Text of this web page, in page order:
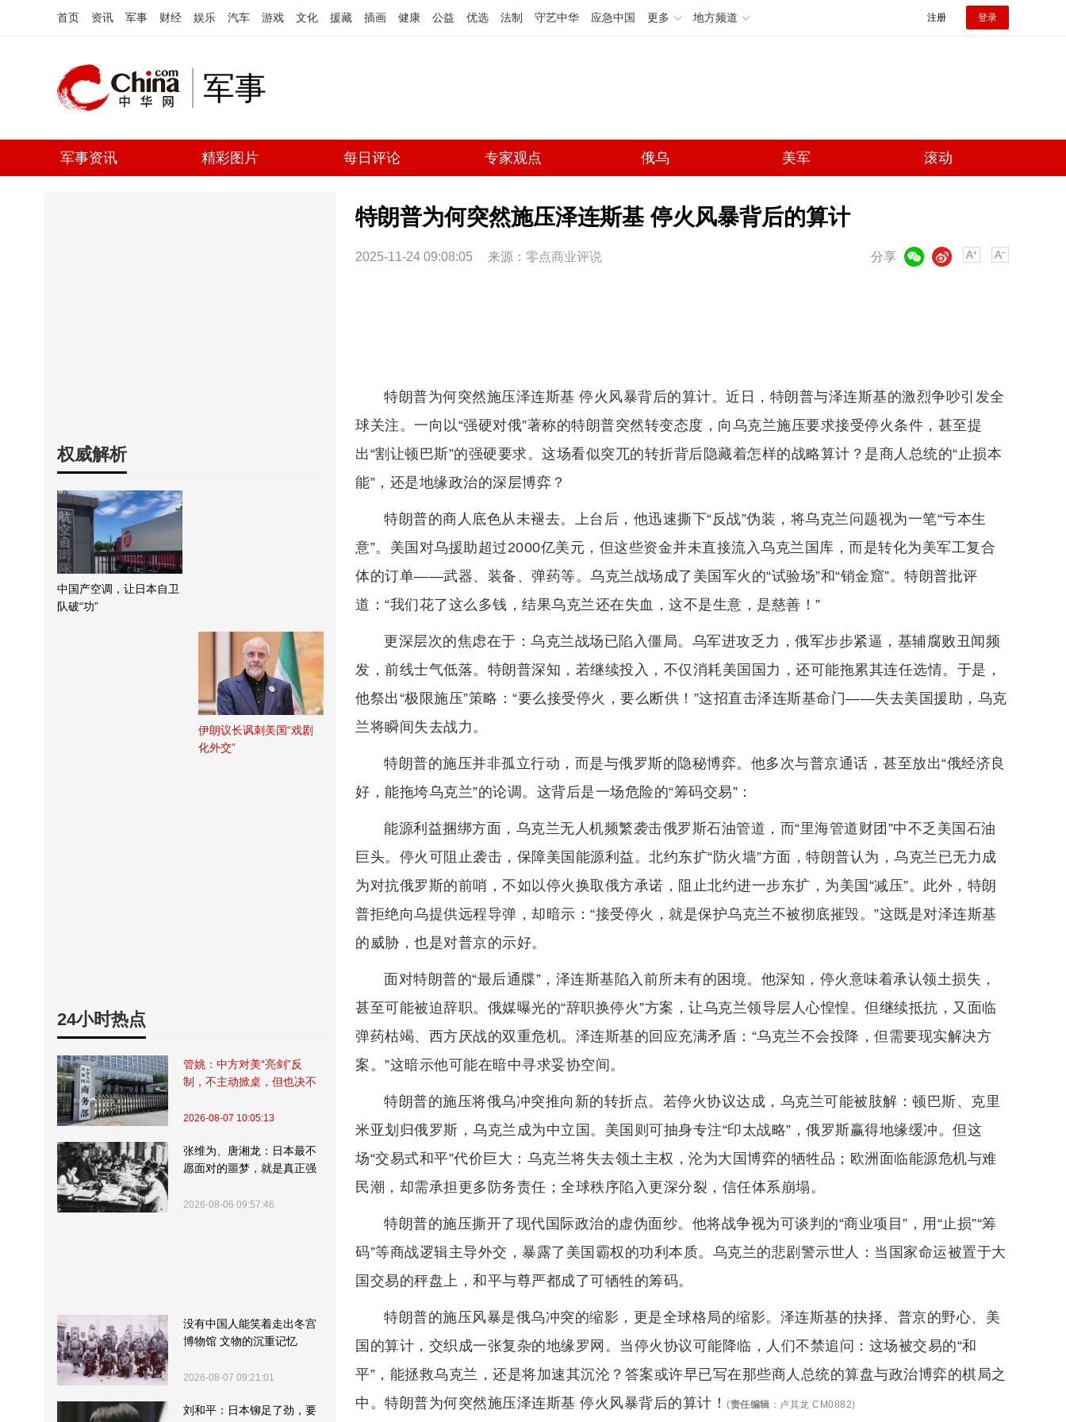
首页 资讯 军事 财经 娱乐 汽车 游戏 文化 援藏 插画 健康 公益 优选 法制 守艺中华 应急中国 更多 地方频道 注册 登录
军事
军事资讯 精彩图片 每日评论 专家观点 俄乌 美军 滚动
权威解析
中国产空调，让日本自卫
队破“功”
伊朗议长讽刺美国“戏剧
化外交”
24小时热点
管姚：中方对美“亮剑”反
制，不主动掀桌，但也决不
2026-08-07 10:05:13
张维为、唐湘龙：日本最不
愿面对的噩梦，就是真正强
2026-08-06 09:57:46
没有中国人能笑着走出冬宫
博物馆 文物的沉重记忆
2026-08-07 09:21:01
刘和平：日本铆足了劲，要
特朗普为何突然施压泽连斯基 停火风暴背后的算计
2025-11-24 09:08:05 来源： 零点商业评说 分享
微博
特朗普为何突然施压泽连斯基 停火风暴背后的算计。近日，特朗普与泽连斯基的激烈争吵引发全
球关注。一向以“强硬对俄”著称的特朗普突然转变态度，向乌克兰施压要求接受停火条件，甚至提
出“割让顿巴斯”的强硬要求。这场看似突兀的转折背后隐藏着怎样的战略算计？是商人总统的“止损本
能”，还是地缘政治的深层博弈？
特朗普的商人底色从未褪去。上台后，他迅速撕下“反战”伪装，将乌克兰问题视为一笔“亏本生
意”。美国对乌援助超过2000亿美元，但这些资金并未直接流入乌克兰国库，而是转化为美军工复合
体的订单——武器、装备、弹药等。乌克兰战场成了美国军火的“试验场”和“销金窟”。特朗普批评
道：“我们花了这么多钱，结果乌克兰还在失血，这不是生意，是慈善！”
更深层次的焦虑在于：乌克兰战场已陷入僵局。乌军进攻乏力，俄军步步紧逼，基辅腐败丑闻频
发，前线士气低落。特朗普深知，若继续投入，不仅消耗美国国力，还可能拖累其连任选情。于是，
他祭出“极限施压”策略：“要么接受停火，要么断供！”这招直击泽连斯基命门——失去美国援助，乌克
兰将瞬间失去战力。
特朗普的施压并非孤立行动，而是与俄罗斯的隐秘博弈。他多次与普京通话，甚至放出“俄经济良
好，能拖垮乌克兰”的论调。这背后是一场危险的“筹码交易”：
能源利益捆绑方面，乌克兰无人机频繁袭击俄罗斯石油管道，而“里海管道财团”中不乏美国石油
巨头。停火可阻止袭击，保障美国能源利益。北约东扩“防火墙”方面，特朗普认为，乌克兰已无力成
为对抗俄罗斯的前哨，不如以停火换取俄方承诺，阻止北约进一步东扩，为美国“减压”。此外，特朗
普拒绝向乌提供远程导弹，却暗示：“接受停火，就是保护乌克兰不被彻底摧毁。”这既是对泽连斯基
的威胁，也是对普京的示好。
面对特朗普的“最后通牒”，泽连斯基陷入前所未有的困境。他深知，停火意味着承认领土损失，
甚至可能被迫辞职。俄媒曝光的“辞职换停火”方案，让乌克兰领导层人心惶惶。但继续抵抗，又面临
弹药枯竭、西方厌战的双重危机。泽连斯基的回应充满矛盾：“乌克兰不会投降，但需要现实解决方
案。”这暗示他可能在暗中寻求妥协空间。
特朗普的施压将俄乌冲突推向新的转折点。若停火协议达成，乌克兰可能被肢解：顿巴斯、克里
米亚划归俄罗斯，乌克兰成为中立国。美国则可抽身专注“印太战略”，俄罗斯赢得地缘缓冲。但这
场“交易式和平”代价巨大：乌克兰将失去领土主权，沦为大国博弈的牺牲品；欧洲面临能源危机与难
民潮，却需承担更多防务责任；全球秩序陷入更深分裂，信任体系崩塌。
特朗普的施压撕开了现代国际政治的虚伪面纱。他将战争视为可谈判的“商业项目”，用“止损”“筹
码”等商战逻辑主导外交，暴露了美国霸权的功利本质。乌克兰的悲剧警示世人：当国家命运被置于大
国交易的秤盘上，和平与尊严都成了可牺牲的筹码。
特朗普的施压风暴是俄乌冲突的缩影，更是全球格局的缩影。泽连斯基的抉择、普京的野心、美
国的算计，交织成一张复杂的地缘罗网。当停火协议可能降临，人们不禁追问：这场被交易的“和
平”，能拯救乌克兰，还是将加速其沉沦？答案或许早已写在那些商人总统的算盘与政治博弈的棋局之
中。特朗普为何突然施压泽连斯基 停火风暴背后的算计！ (责任编辑 ： 卢其龙 CM0882)